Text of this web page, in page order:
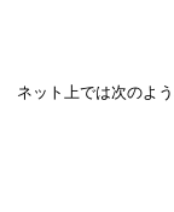
ネット上では次のよ